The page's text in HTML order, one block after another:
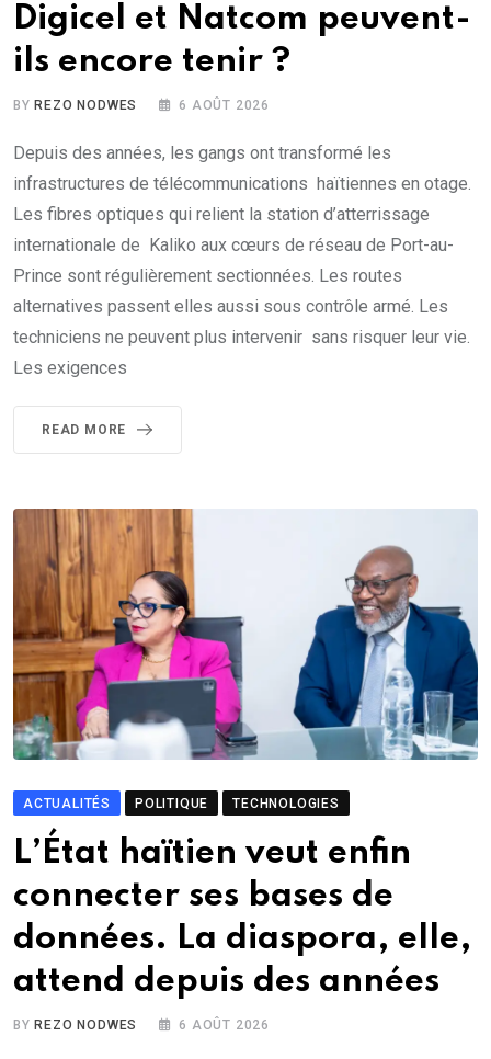
Digicel et Natcom peuvent-
ils encore tenir ?
BYREZO NODWES 6 AOÛT 2026
Depuis des années, les gangs ont transformé les
infrastructures de télécommunications haïtiennes en otage.
Les fibres optiques qui relient la station d’atterrissage
internationale de Kaliko aux cœurs de réseau de Port-au-
Prince sont régulièrement sectionnées. Les routes
alternatives passent elles aussi sous contrôle armé. Les
techniciens ne peuvent plus intervenir sans risquer leur vie.
Les exigences
READ MORE
ACTUALITÉS POLITIQUE TECHNOLOGIES
L’État haïtien veut enfin
connecter ses bases de
données. La diaspora, elle,
attend depuis des années
BY REZO NODWES 6 AOÛT 2026